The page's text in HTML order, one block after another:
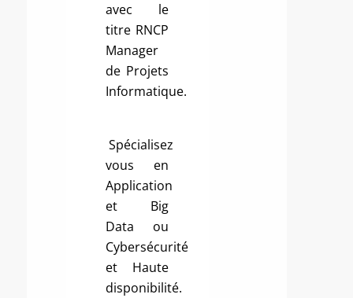
avec le
titre RNCP
Manager
de Projets
Informatique.
Spécialisez
vous en
Application
et Big
Data ou
Cybersécurité
et Haute
disponibilité.